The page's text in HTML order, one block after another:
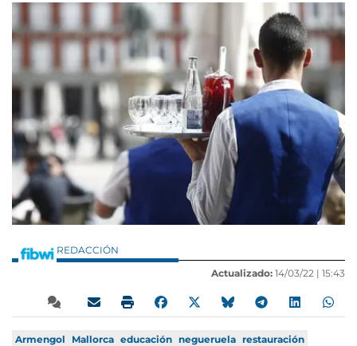
REDACCIÓN
Actualizado: 14/03/22 | 15:43
Armengol Mallorca educación negueruela restauración